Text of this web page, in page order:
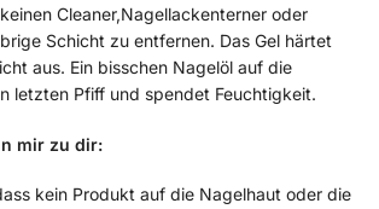
Cleaner,Nagellackenterner oder
Schicht zu entfernen. Das Gel härtet
aus. Ein bisschen Nagelöl auf die
letzten Pfiff und spendet Feuchtigkeit.
mir zu dir:
kein Produkt auf die Nagelhaut oder die